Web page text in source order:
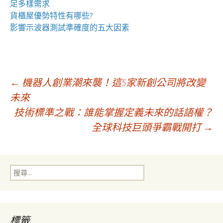
足多樣需求
貨櫃屋優勢特性有哪些?
影響示波器測試準確度的五大因素
文
章
覽
← 機器人創業潮來襲！這5家新創公司將改變
未來
技術標準之戰：誰能掌握定義未來的話語權？
全球科技巨頭爭霸戰開打 →
搜
尋
標籤